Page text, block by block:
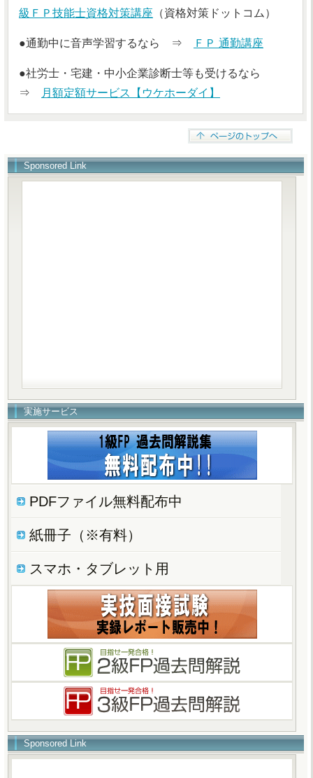
級ＦＰ技能士資格対策講座 （資格対策ドットコム）
●通勤中に音声学習するなら ⇒ ＦＰ 通勤講座
●社労士・宅建・中小企業診断士等も受けるなら
⇒
月額定額サービス【ウケホーダイ】
Sponsored Link
実施サービス
PDFファイル無料配布中
紙冊子（※有料）
スマホ・タブレット用
Sponsored Link